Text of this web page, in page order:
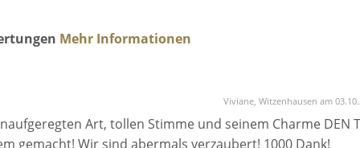
Mehr Informationen
Viviane, Witzenhausen am
Art, tollen Stimme und seinem Charme DEN
gemacht! Wir sind abermals verzaubert! 1000 Dank!